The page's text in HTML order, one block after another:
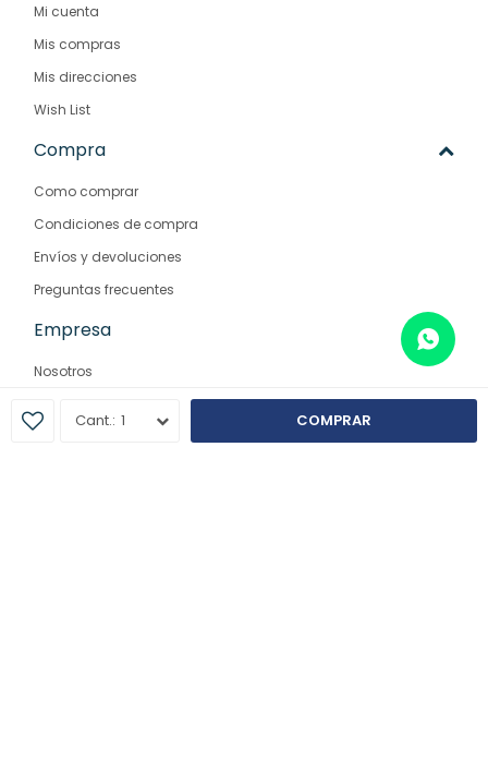
1 COMPRAR
Mi cuenta
Mis compras
Mis direcciones
Wish List
Compra
Como comprar
Condiciones de compra
Envíos y devoluciones
Preguntas frecuentes
Empresa
Nosotros